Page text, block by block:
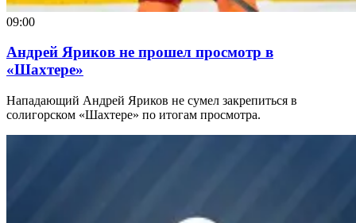
09:00
Андрей Яриков не прошел просмотр в
«Шахтере»
Нападающий Андрей Яриков не сумел закрепиться в
солигорском «Шахтере» по итогам просмотра.